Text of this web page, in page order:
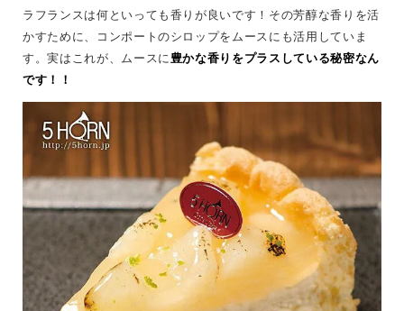
ラフランスは何といっても香りが良いです！その芳醇な香りを活
かすために、コンポートのシロップをムースにも活用していま
す。実はこれが、ムースに 豊かな香りをプラスしている秘密なん
です！！